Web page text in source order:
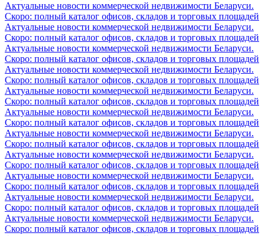
Актуальные новости коммерческой недвижимости Беларуси.
Скоро: полный каталог офисов, складов и торговых площадей
Актуальные новости коммерческой недвижимости Беларуси.
Скоро: полный каталог офисов, складов и торговых площадей
Актуальные новости коммерческой недвижимости Беларуси.
Скоро: полный каталог офисов, складов и торговых площадей
Актуальные новости коммерческой недвижимости Беларуси.
Скоро: полный каталог офисов, складов и торговых площадей
Актуальные новости коммерческой недвижимости Беларуси.
Скоро: полный каталог офисов, складов и торговых площадей
Актуальные новости коммерческой недвижимости Беларуси.
Скоро: полный каталог офисов, складов и торговых площадей
Актуальные новости коммерческой недвижимости Беларуси.
Скоро: полный каталог офисов, складов и торговых площадей
Актуальные новости коммерческой недвижимости Беларуси.
Скоро: полный каталог офисов, складов и торговых площадей
Актуальные новости коммерческой недвижимости Беларуси.
Скоро: полный каталог офисов, складов и торговых площадей
Актуальные новости коммерческой недвижимости Беларуси.
Скоро: полный каталог офисов, складов и торговых площадей
Актуальные новости коммерческой недвижимости Беларуси.
Скоро: полный каталог офисов, складов и торговых площадей